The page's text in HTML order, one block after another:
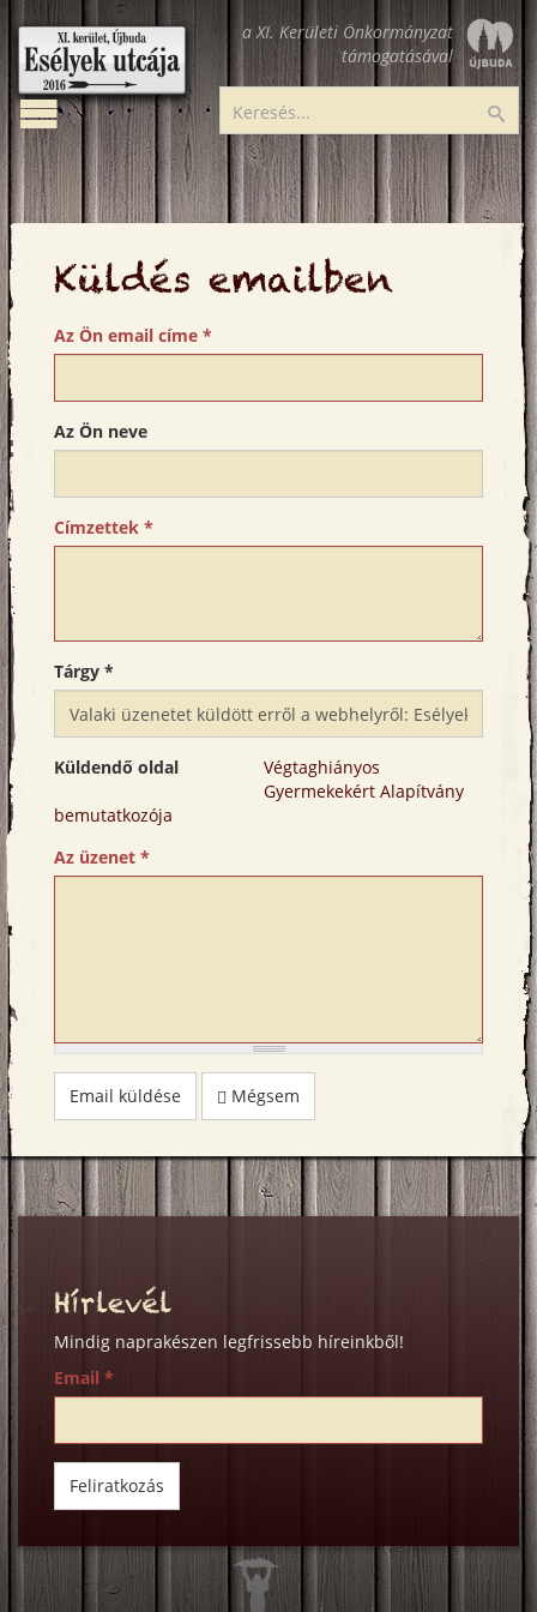
Ugrás
tartalomra
Esélyek
utcája
a XI. Kerületi Önkormányzat
támogatásával
Toggle
navigation
Küldés emailben
Az Ön email címe *
Az Ön neve
Címzettek *
Tárgy *
Küldendő oldal
Végtaghiányos
Gyermekekért Alapítvány
bemutatkozója
Az üzenet *
Email küldése Mégsem
Hírlevél
Mindig naprakészen legfrissebb híreinkből!
Email *
Feliratkozás